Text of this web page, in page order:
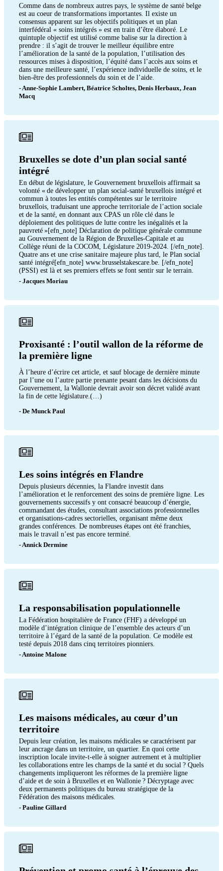
Comme dans de nombreux autres pays, le système de santé belge
est au coeur de transformations importantes. Il existe un
consensus apparent sur les objectifs politiques et un plan
interfédéral « soins intégrés » est en train d’être élaboré. Le
quintuple objectif est utilisé comme balise sur la direction à
prendre : il s’agit de trouver le meilleur équilibre entre
l’amélioration de la santé de la population, l’utilisation des
ressources mises à disposition, l’équité dans l’accès aux soins et
dans une meilleure santé, l’expérience individuelle de soins, et le
bien-être des professionnels du soin et de l’aide.
- Anne-Sophie Lambert, Béatrice Scholtes, Denis Herbaux, Jean
Macq
Bruxelles se dote d’un plan social santé
intégré
En début de législature, le Gouvernement bruxellois affirmait sa
volonté « de développer un plan social-santé bruxellois intégré et
commun à toutes les entités compétentes sur le territoire
bruxellois, traduisant une approche territoriale de l’action sociale
et de la santé, en donnant aux CPAS un rôle clé dans le
déploiement des politiques de lutte contre les inégalités et la
pauvreté »[efn_note] Déclaration de politique générale commune
au Gouvernement de la Région de Bruxelles-Capitale et au
Collège réuni de la COCOM, Législature 2019-2024. [/efn_note].
Quatre ans et une crise sanitaire majeure plus tard, le Plan social
santé intégré[efn_note] www.brusselstakescare.be. [/efn_note]
(PSSI) est là et ses premiers effets se font sentir sur le terrain.
- Jacques Moriau
Proxisanté : l’outil wallon de la réforme de
la première ligne
À l’heure d’écrire cet article, et sauf blocage de dernière minute
par l’une ou l’autre partie prenante pesant dans les décisions du
Gouvernement, la Wallonie devrait avoir son décret validé avant
la fin de cette législature.(…)
- De Munck Paul
Les soins intégrés en Flandre
Depuis plusieurs décennies, la Flandre investit dans
l’amélioration et le renforcement des soins de première ligne. Les
gouvernements successifs y ont consacré beaucoup d’énergie,
commandant des études, consultant associations professionnelles
et organisations-cadres sectorielles, organisant même deux
grandes conférences. De nombreuses étapes ont été franchies,
mais le travail n’est pas encore terminé.
- Annick Dermine
La responsabilisation populationnelle
La Fédération hospitalière de France (FHF) a développé un
modèle d’intégration clinique de l’ensemble des acteurs d’un
territoire à l’égard de la santé de la population. Ce modèle est
testé depuis 2018 dans cinq territoires pionniers.
- Antoine Malone
Les maisons médicales, au cœur d’un
territoire
Depuis leur création, les maisons médicales se caractérisent par
leur ancrage dans un territoire, un quartier. En quoi cette
inscription locale invite-t-elle à soigner autrement et à multiplier
les collaborations entre les champs de la santé et du social ? Quels
changements impliqueront les réformes de la première ligne
d’aide et de soin à Bruxelles et en Wallonie ? Décryptage avec
deux permanents politiques du bureau stratégique de la
Fédération des maisons médicales.
- Pauline Gillard